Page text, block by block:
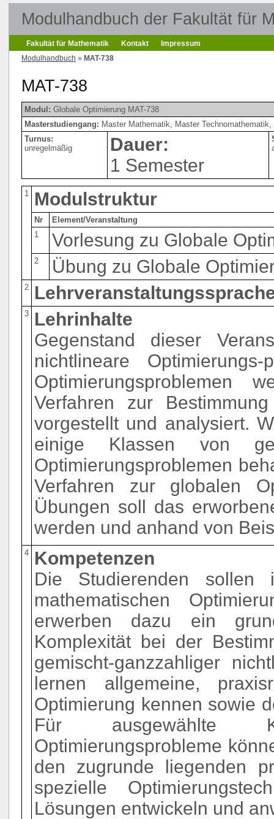
Modulhandbuch der Fakultät für
Fakultät für Mathematik Kontakt
Impressum
Modulhandbuch » MAT-738
MAT-738
Modul: Globale Optimierung MAT-738
Masterstudiengang: Master Mathematik, Master
Turnus:
unregelmäßig
Dauer:
1 Semester
1 Modulstruktur
Nr
Element/Veranstaltung
1
Vorlesung zu Globale
2 Übung zu Globale
2
3
Lehrinhalte
Gegenstand dieser
nichtlineare
Optimierungsproblemen
Verfahren zur
vorgestellt und analysiert.
einige Klassen von
Optimierungsproblemen
Verfahren zur globalen
Übungen soll das
werden und anhand von
4
Kompetenzen
Die Studierenden
mathematischen
erwerben dazu ein
Komplexität bei der
gemischt-ganzzahliger
lernen allgemeine,
Optimierung kennen sowie
Für ausgewählte
Optimierungsprobleme
den zugrunde liegenden
spezielle
Lösungen entwickeln und